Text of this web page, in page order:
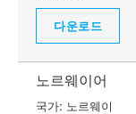
다운로드
노르웨이어
국가: 노르웨이